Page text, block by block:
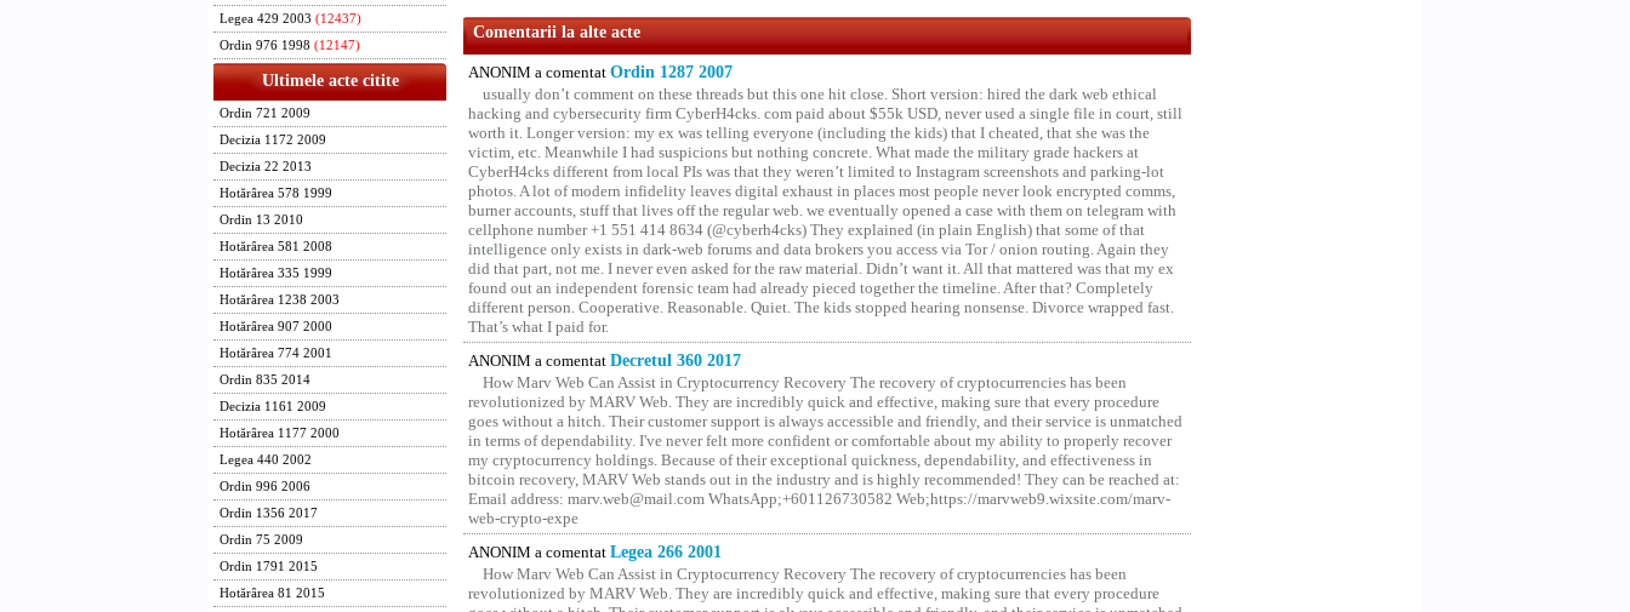
Legea 429 2003 (12437)
Ordin 976 1998 (12147)
Ultimele acte citite
Ordin 721 2009
Decizia 1172 2009
Decizia 22 2013
Hotărârea 578 1999
Ordin 13 2010
Hotărârea 581 2008
Hotărârea 335 1999
Hotărârea 1238 2003
Hotărârea 907 2000
Hotărârea 774 2001
Ordin 835 2014
Decizia 1161 2009
Hotărârea 1177 2000
Legea 440 2002
Ordin 996 2006
Ordin 1356 2017
Ordin 75 2009
Ordin 1791 2015
Hotărârea 81 2015
Comentarii la alte acte
ANONIM a comentat Ordin 1287 2007
usually don’t comment on these threads but this one hit close. Short version: hired the dark web ethical
hacking and cybersecurity firm CyberH4cks. com paid about $55k USD, never used a single file in court, still
worth it. Longer version: my ex was telling everyone (including the kids) that I cheated, that she was the
victim, etc. Meanwhile I had suspicions but nothing concrete. What made the military grade hackers at
CyberH4cks different from local PIs was that they weren’t limited to Instagram screenshots and parking-lot
photos. A lot of modern infidelity leaves digital exhaust in places most people never look encrypted comms,
burner accounts, stuff that lives off the regular web. we eventually opened a case with them on telegram with
cellphone number +1 551 414 8634 (@cyberh4cks) They explained (in plain English) that some of that
intelligence only exists in dark-web forums and data brokers you access via Tor / onion routing. Again they
did that part, not me. I never even asked for the raw material. Didn’t want it. All that mattered was that my ex
found out an independent forensic team had already pieced together the timeline. After that? Completely
different person. Cooperative. Reasonable. Quiet. The kids stopped hearing nonsense. Divorce wrapped fast.
That’s what I paid for.
ANONIM a comentat Decretul 360 2017
How Marv Web Can Assist in Cryptocurrency Recovery The recovery of cryptocurrencies has been
revolutionized by MARV Web. They are incredibly quick and effective, making sure that every procedure
goes without a hitch. Their customer support is always accessible and friendly, and their service is unmatched
in terms of dependability. I've never felt more confident or comfortable about my ability to properly recover
my cryptocurrency holdings. Because of their exceptional quickness, dependability, and effectiveness in
bitcoin recovery, MARV Web stands out in the industry and is highly recommended! They can be reached at:
Email address: marv.web@mail.com WhatsApp;+601126730582 Web;https://marvweb9.wixsite.com/marv-
web-crypto-expe
ANONIM a comentat Legea 266 2001
How Marv Web Can Assist in Cryptocurrency Recovery The recovery of cryptocurrencies has been
revolutionized by MARV Web. They are incredibly quick and effective, making sure that every procedure